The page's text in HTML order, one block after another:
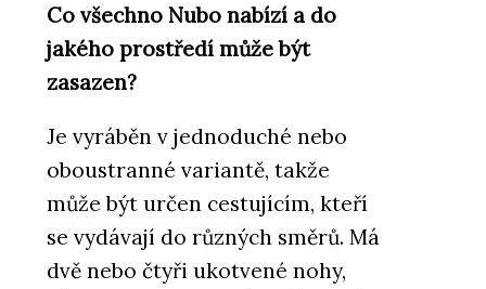
Co všechno Nubo nabízí a do
jakého prostředí může být
zasazen?
Je vyráběn v jednoduché nebo
oboustranné variantě, takže
může být určen cestujícím, kteří
se vydávají do různých směrů. Má
dvě nebo čtyři ukotvené nohy,